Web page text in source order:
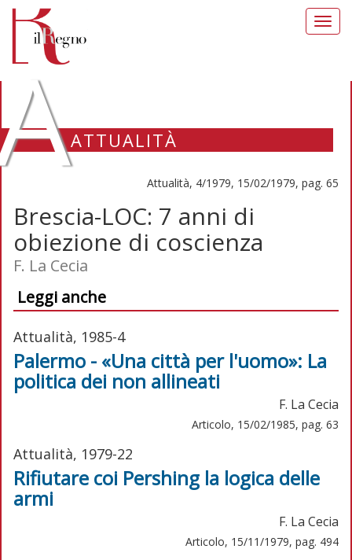
ATTUALITÀ
Attualità, 4/1979, 15/02/1979, pag. 65
Brescia-LOC: 7 anni di
obiezione di coscienza
F. La Cecia
Leggi anche
Attualità, 1985-4
Palermo - «Una città per l'uomo»: La
politica dei non allineati
F. La Cecia
Articolo, 15/02/1985, pag. 63
Attualità, 1979-22
Rifiutare coi Pershing la logica delle
armi
F. La Cecia
Articolo, 15/11/1979, pag. 494